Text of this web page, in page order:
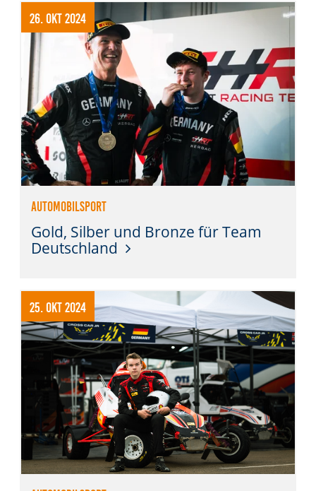
26. Okt 2024
Automobilsport
Gold, Silber und Bronze für Team
Deutschland
25. Okt 2024